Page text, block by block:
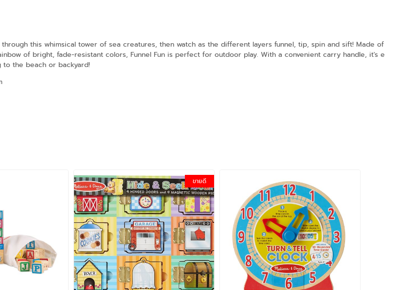
through this whimsical tower of sea creatures, then watch as the different layers funnel, tip, spin and sift! Made of
of bright, fade-resistant colors, Funnel Fun is perfect for outdoor play. With a convenient carry handle, it's e
the beach or backyard!
ขายดี